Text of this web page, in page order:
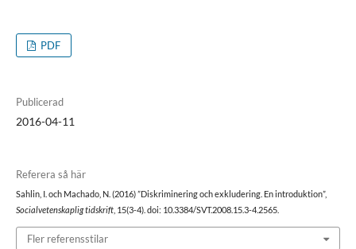
PDF
Publicerad
2016-04-11
Referera så här
Sahlin, I. och Machado, N. (2016) ”Diskriminering och exkludering. En introduktion”,
Socialvetenskaplig tidskrift, 15(3-4). doi: 10.3384/SVT.2008.15.3-4.2565.
Fler referensstilar